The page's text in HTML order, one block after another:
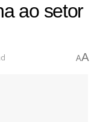
ao setor
AA